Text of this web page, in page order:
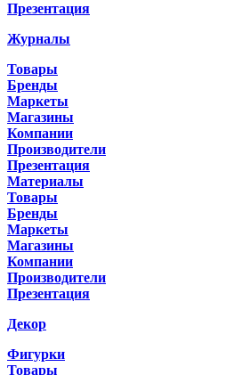
Презентация
Журналы
Товары
Бренды
Маркеты
Магазины
Компании
Производители
Презентация
Материалы
Товары
Бренды
Маркеты
Магазины
Компании
Производители
Презентация
Декор
Фигурки
Товары